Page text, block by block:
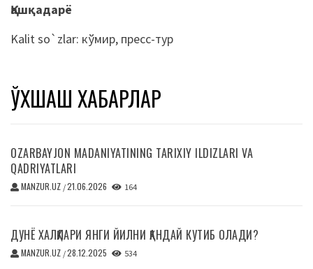
Қашқадарё
Kalit so`zlar: кўмир, пресс-тур
ЎХШАШ ХАБАРЛАР
OZARBAYJON MADANIYATINING TARIXIY ILDIZLARI VA
QADRIYATLARI
MANZUR.UZ /21.06.2026 164
ДУНЁ ХАЛҚЛАРИ ЯНГИ ЙИЛНИ ҚАНДАЙ КУТИБ ОЛАДИ?
MANZUR.UZ /28.12.2025 534